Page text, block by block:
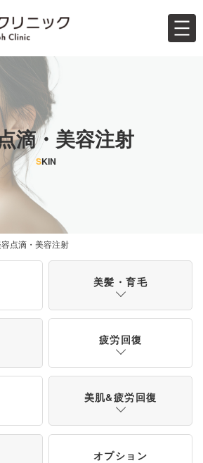
滴・美容注射
SKIN
点滴・美容注射
美髪・育毛
疲労回復
美肌&疲労回復
オプション